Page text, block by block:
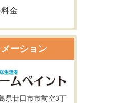
金
ーション
廿日市市前空3丁